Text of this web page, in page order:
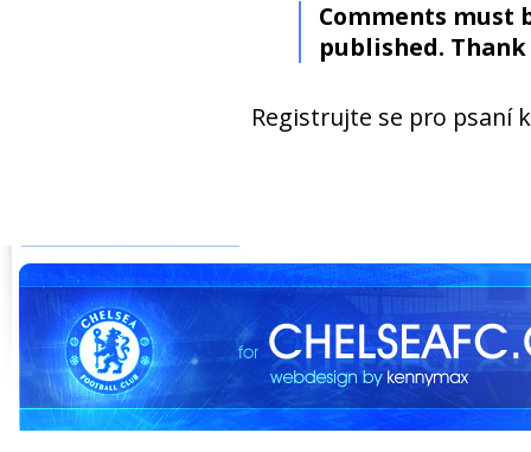
Comments must
published. Thank
Registrujte se pro psaní